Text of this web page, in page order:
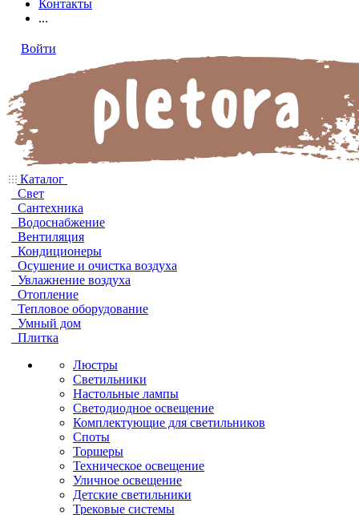
Контакты
...
Войти
Каталог
Свет
Сантехника
Водоснабжение
Вентиляция
Кондиционеры
Осушение и очистка воздуха
Увлажнение воздуха
Отопление
Тепловое оборудование
Умный дом
Плитка
Люстры
Светильники
Настольные лампы
Светодиодное освещение
Комплектующие для светильников
Споты
Торшеры
Техническое освещение
Уличное освещение
Детские светильники
Трековые системы